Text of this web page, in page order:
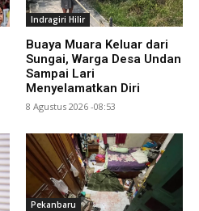
Indragiri Hilir
Buaya Muara Keluar dari
Sungai, Warga Desa Undan
Sampai Lari
Menyelamatkan Diri
8 Agustus 2026 -08:53
Pekanbaru